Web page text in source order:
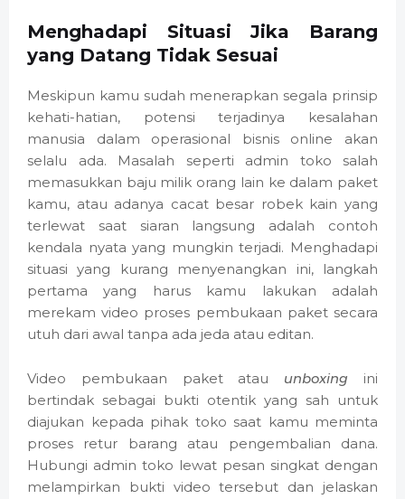
Menghadapi Situasi Jika Barang
yang Datang Tidak Sesuai
Meskipun kamu sudah menerapkan segala prinsip
kehati-hatian, potensi terjadinya kesalahan
manusia dalam operasional bisnis online akan
selalu ada. Masalah seperti admin toko salah
memasukkan baju milik orang lain ke dalam paket
kamu, atau adanya cacat besar robek kain yang
terlewat saat siaran langsung adalah contoh
kendala nyata yang mungkin terjadi. Menghadapi
situasi yang kurang menyenangkan ini, langkah
pertama yang harus kamu lakukan adalah
merekam video proses pembukaan paket secara
utuh dari awal tanpa ada jeda atau editan.
Video pembukaan paket atau unboxing ini
bertindak sebagai bukti otentik yang sah untuk
diajukan kepada pihak toko saat kamu meminta
proses retur barang atau pengembalian dana.
Hubungi admin toko lewat pesan singkat dengan
melampirkan bukti video tersebut dan jelaskan